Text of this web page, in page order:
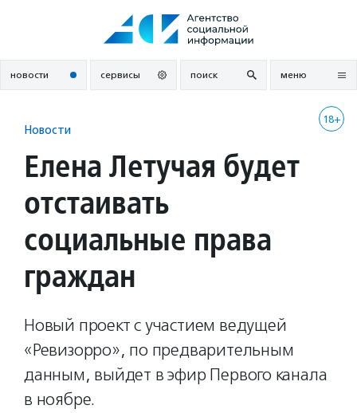
новости сервисы поиск меню
18+
Новости
Елена Летучая будет
отстаивать
социальные права
граждан
Новый проект с участием ведущей
«Ревизорро», по предварительным
данным, выйдет в эфир Первого канала
в ноябре.